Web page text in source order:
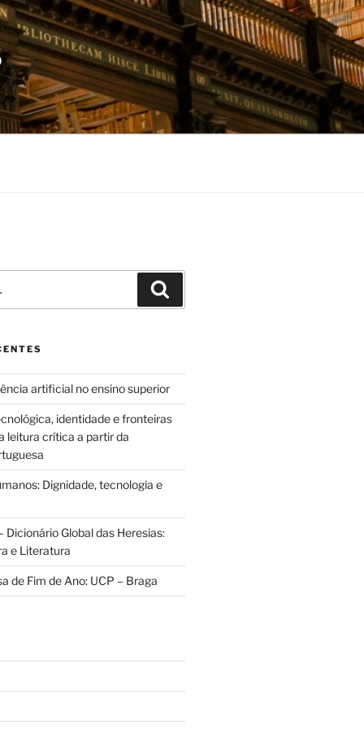
artificial no ensino superior
identidade e fronteiras
leitura crítica a partir da
Dignidade, tecnologia e
Dicionário Global das Heresias:
e Literatura
de Fim de Ano: UCP – Braga